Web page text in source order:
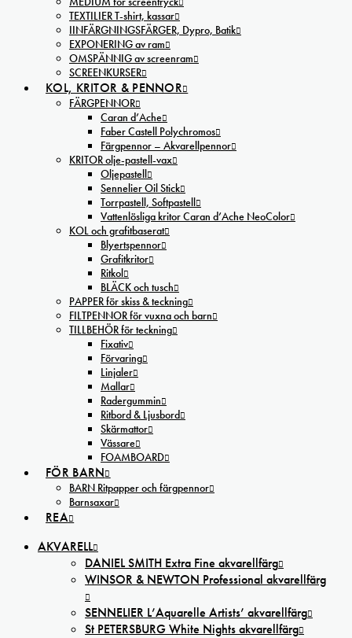
TEXTILIER T-shirt, kassar
IINFÄRGNINGSFÄRGER, Dypro, Batik
EXPONERING av ram
OMSPÄNNIG av screenram
SCREENKURSER
KOL, KRITOR & PENNOR
FÄRGPENNOR
Caran d’Ache
Faber Castell Polychromos
Färgpennor – Akvarellpennor
KRITOR olje-pastell-vax
Oljepastell
Sennelier Oil Stick
Torrpastell, Softpastell
Vattenlösliga kritor Caran d’Ache NeoColor
KOL och grafitbaserat
Blyertspennor
Grafitkritor
Ritkol
BLÄCK och tusch
PAPPER för skiss & teckning
FILTPENNOR för vuxna och barn
TILLBEHÖR för teckning
Fixativ
Förvaring
Linjaler
Mallar
Radergummin
Ritbord & Ljusbord
Skärmattor
Vässare
FOAMBOARD
FÖR BARN
BARN Ritpapper och färgpennor
Barnsaxar
REA
AKVARELL
DANIEL SMITH Extra Fine akvarellfärg
WINSOR & NEWTON Professional akvarellfärg
SENNELIER L’Aquarelle Artists’ akvarellfärg
St PETERSBURG White Nights akvarellfärg